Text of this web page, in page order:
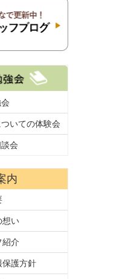
いての体験会
会
内
想い
紹介
保護方針